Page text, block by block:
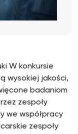
W konkursie
wysokiej jakości,
badaniom
zespoły
we współpracy
zespoły